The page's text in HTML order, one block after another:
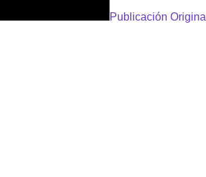
Publicación Original